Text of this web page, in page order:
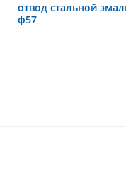
отвод стальной
ф57